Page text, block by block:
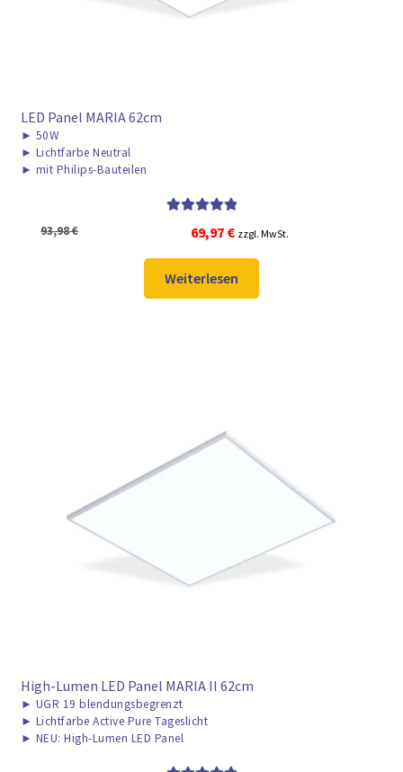
LED Panel MARIA 62cm
► 50W
► Lichtfarbe Neutral
► mit Philips-Bauteilen
von 5
93,98€
Ursprünglicher
Preis
war:
93,98 €
69,97 €Aktueller
Preis
ist:
69,97 €.
zzgl. MwSt.
Weiterlesen
High-Lumen LED Panel MARIA II 62cm
► UGR 19 blendungsbegrenzt
► Lichtfarbe Active Pure Tageslicht
► NEU: High-Lumen LED Panel